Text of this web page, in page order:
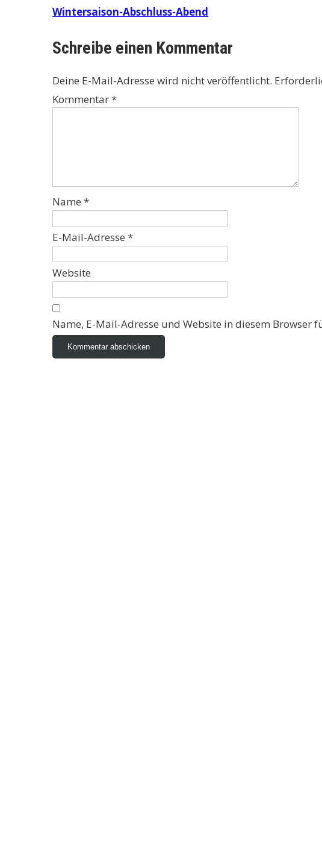
Beitragsnavigation
Wintersaison-Abschluss-Abend
Schreibe einen Kommentar
Deine E-Mail-Adresse wird nicht veröffentlicht.
Kommentar*
Name *
E-Mail-Adresse *
Website
Name, E-Mail-Adresse und Website in diesem Browser